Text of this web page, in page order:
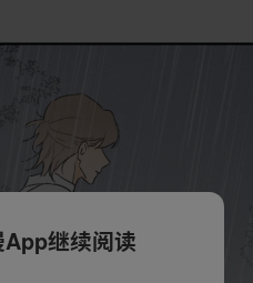
继续阅读